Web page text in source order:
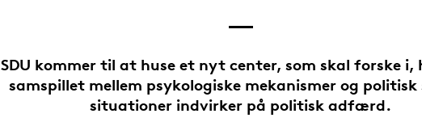
SDU kommer til at huse et nyt center, som skal forske i,
samspillet mellem psykologiske mekanismer og
situationer indvirker på politisk adfærd.